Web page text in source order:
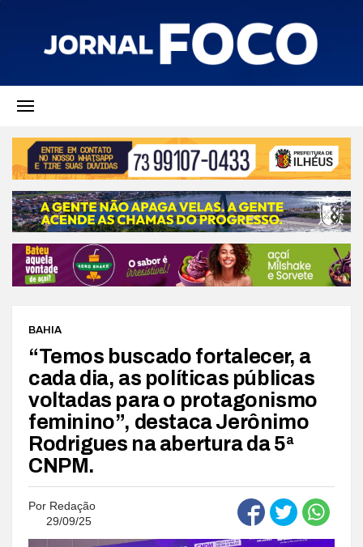
BAHIA
“Temos buscado fortalecer, a
cada dia, as políticas públicas
voltadas para o protagonismo
feminino”, destaca Jerônimo
Rodrigues na abertura da 5ª
CNPM.
Por Redação
29/09/25